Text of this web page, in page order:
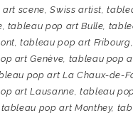
art scene,Swiss artist,
, tableau pop art Bulle,
,tableau pop art Fribourg,
art Genève, tableau pop
pop art La Chaux-de-
art Lausanne, tableau
tableau pop art Monthey,